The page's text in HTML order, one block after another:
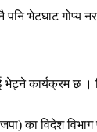
पनि भेटघाट गोप्य
भेट्ने कार्यक्रम छ ।
का विदेश